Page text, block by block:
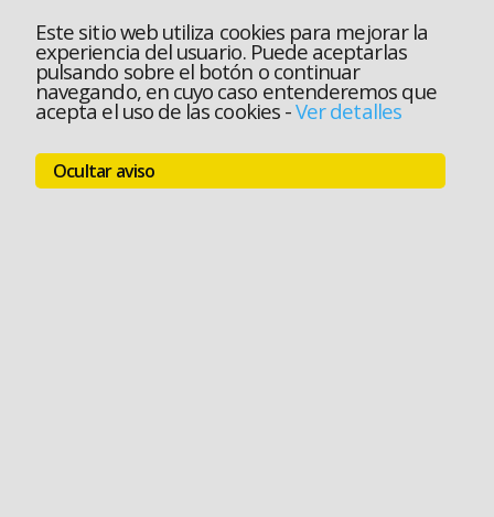
Este sitio web utiliza cookies para mejorar la
experiencia del usuario. Puede aceptarlas
pulsando sobre el botón o continuar
navegando, en cuyo caso entenderemos que
acepta el uso de las cookies-Ver detalles
Ocultar aviso